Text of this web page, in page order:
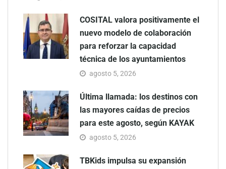
COSITAL valora positivamente el
nuevo modelo de colaboración
para reforzar la capacidad
técnica de los ayuntamientos
agosto 5, 2026
Última llamada: los destinos con
las mayores caídas de precios
para este agosto, según KAYAK
agosto 5, 2026
TBKids impulsa su expansión